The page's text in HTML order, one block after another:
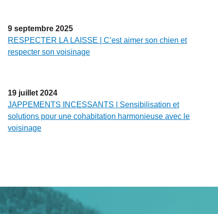
9 septembre 2025
RESPECTER LA LAISSE | C’est aimer son chien et
respecter son voisinage
19 juillet 2024
JAPPEMENTS INCESSANTS | Sensibilisation et
solutions pour une cohabitation harmonieuse avec le
voisinage